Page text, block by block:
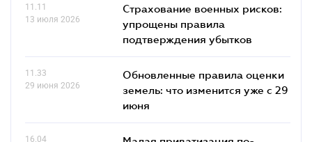
11.11
13 июля 2026
Страхование военных рисков:
упрощены правила
подтверждения убытков
11.33
29 июня 2026
Обновленные правила оценки
земель: что изменится уже с 29
июня
16.04